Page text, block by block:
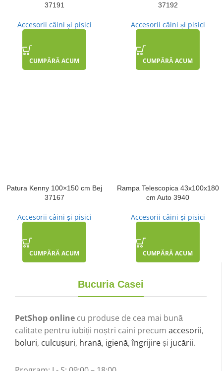
37191
Accesorii câini și pisici
CUMPĂRĂ ACUM
37192
Accesorii câini și pisici
CUMPĂRĂ ACUM
Patura Kenny 100×150 cm Bej
37167
Accesorii câini și pisici
CUMPĂRĂ ACUM
Rampa Telescopica 43x100x180
cm Auto 3940
Accesorii câini și pisici
CUMPĂRĂ ACUM
Bucuria Casei
PetShop online cu produse de cea mai bună
calitate pentru iubiții noștri caini precum accesorii,
boluri, culcușuri, hrană, igienă,îngrijireși jucării.